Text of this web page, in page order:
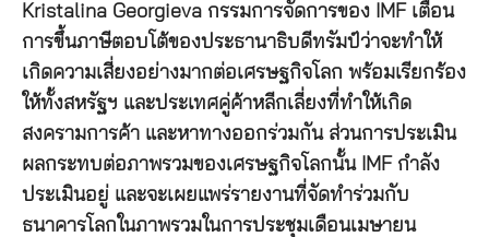
Kristalina Georgieva กรรมการจัดการของ IMF เตือน
การขึ้นภาษีตอบโต้ของประธานาธิบดีทรัมป์ว่าจะทำให้
เกิดความเสี่ยงอย่างมากต่อเศรษฐกิจโลก พร้อมเรียกร้อง
ให้ทั้งสหรัฐฯ และประเทศคู่ค้าหลีกเลี่ยงที่ทำให้เกิด
สงครามการค้า และหาทางออกร่วมกัน ส่วนการประเมิน
ผลกระทบต่อภาพรวมของเศรษฐกิจโลกนั้น IMF กำลัง
ประเมินอยู่ และจะเผยแพร่รายงานที่จัดทำร่วมกับ
ธนาคารโลกในภาพรวมในการประชุมเดือนเมษายน